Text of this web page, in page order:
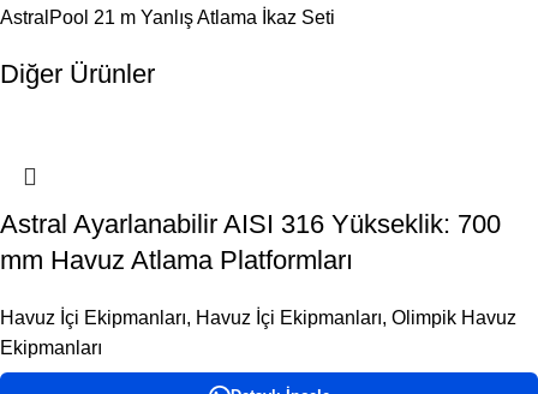
AstralPool 21 m Yanlış Atlama İkaz Seti
Diğer Ürünler
Astral Ayarlanabilir AISI 316 Yükseklik: 700
mm Havuz Atlama Platformları
Havuz İçi Ekipmanları, Havuz İçi Ekipmanları, Olimpik Havuz
Ekipmanları